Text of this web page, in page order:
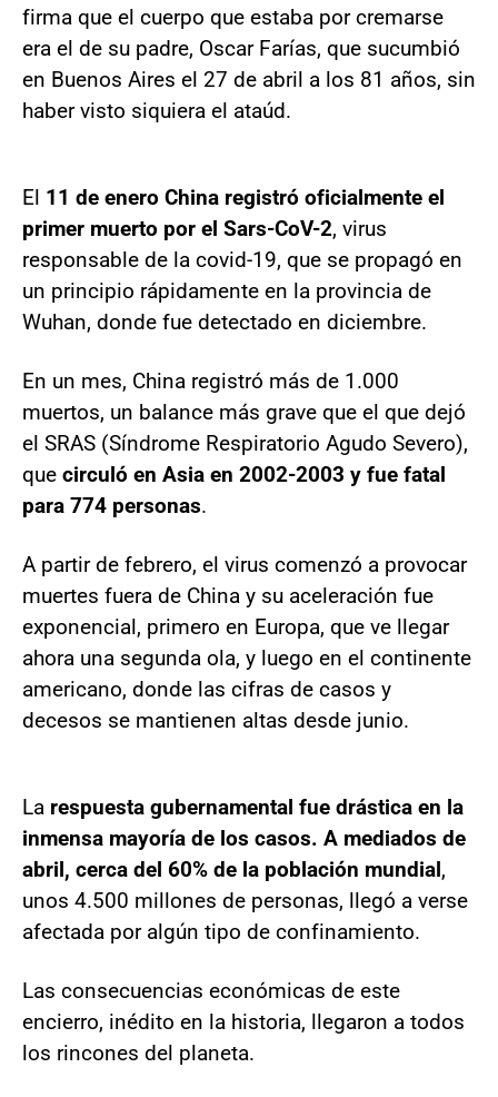
firma que el cuerpo que estaba por cremarse
era el de su padre, Oscar Farías, que sucumbió
en Buenos Aires el 27 de abril a los 81 años, sin
haber visto siquiera el ataúd.
El 11 de enero China registró oficialmente el
primer muerto por el Sars-CoV-2, virus
responsable de la covid-19, que se propagó en
un principio rápidamente en la provincia de
Wuhan, donde fue detectado en diciembre.
En un mes, China registró más de 1.000
muertos, un balance más grave que el que dejó
el SRAS (Síndrome Respiratorio Agudo Severo),
que circuló en Asia en 2002-2003 y fue fatal
para 774 personas.
A partir de febrero, el virus comenzó a provocar
muertes fuera de China y su aceleración fue
exponencial, primero en Europa, que ve llegar
ahora una segunda ola, y luego en el continente
americano, donde las cifras de casos y
decesos se mantienen altas desde junio.
La respuesta gubernamental fue drástica en la
inmensa mayoría de los casos. A mediados de
abril, cerca del 60% de la población mundial,
unos 4.500 millones de personas, llegó a verse
afectada por algún tipo de confinamiento.
Las consecuencias económicas de este
encierro, inédito en la historia, llegaron a todos
los rincones del planeta.